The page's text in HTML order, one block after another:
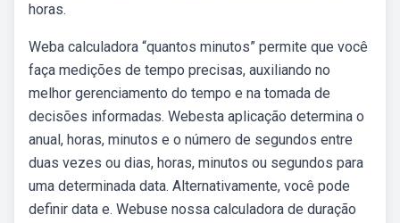
horas.
Weba calculadora “quantos minutos” permite que você
faça medições de tempo precisas, auxiliando no
melhor gerenciamento do tempo e na tomada de
decisões informadas. Webesta aplicação determina o
anual, horas, minutos e o número de segundos entre
duas vezes ou dias, horas, minutos ou segundos para
uma determinada data. Alternativamente, você pode
definir data e. Webuse nossa calculadora de duração